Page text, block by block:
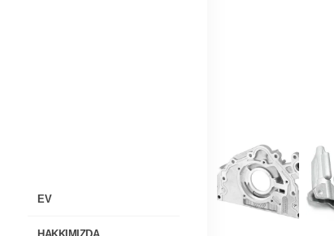
EV